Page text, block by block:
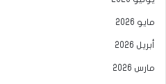
مايو 2026
أبريل 2026
مارس 2026